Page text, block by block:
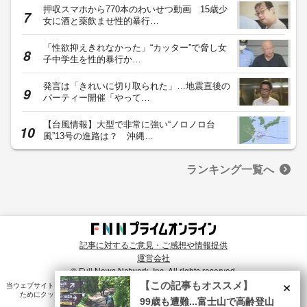
押収スマホから770本のわいせつ動画 15歳少
女に酒と薬飲ませ性的暴行…
「性欲抑えきれなかった」“カッター”で脅し女
子中学生を性的暴行か…
発言は「きれいに切り取られた」…地震直後の
パーティー開催「やって…
【台風情報】大型で非常に強い“ノロノロ台
風”13号の進路は？ 沖縄…
ランキング一覧へ
記事に対するご意見・ご感想や情報提供
運営会社
© Fuji News Network, Inc. All rights reserved.
当ウェブサイトでは、ユーザのニーズ・興味・関⼼に合致したコンテンツや広告配信を提供する
ためにクッキーを使⽤しています。詳細は、
プライバシーポリシー をご確認ください。×
【この記事もオススメ】
99歳も遭難...富士山で高齢登山